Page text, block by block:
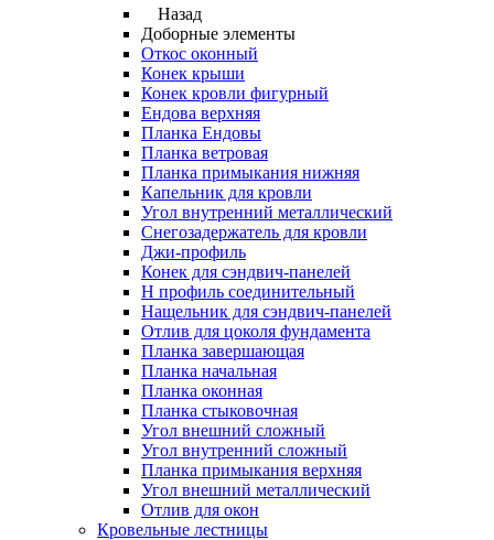
Назад
Доборные элементы
Откос оконный
Конек крыши
Конек кровли фигурный
Ендова верхняя
Планка Ендовы
Планка ветровая
Планка примыкания нижняя
Капельник для кровли
Угол внутренний металлический
Снегозадержатель для кровли
Джи-профиль
Конек для сэндвич-панелей
Н профиль соединительный
Нащельник для сэндвич-панелей
Отлив для цоколя фундамента
Планка завершающая
Планка начальная
Планка оконная
Планка стыковочная
Угол внешний сложный
Угол внутренний сложный
Планка примыкания верхняя
Угол внешний металлический
Отлив для окон
Кровельные лестницы